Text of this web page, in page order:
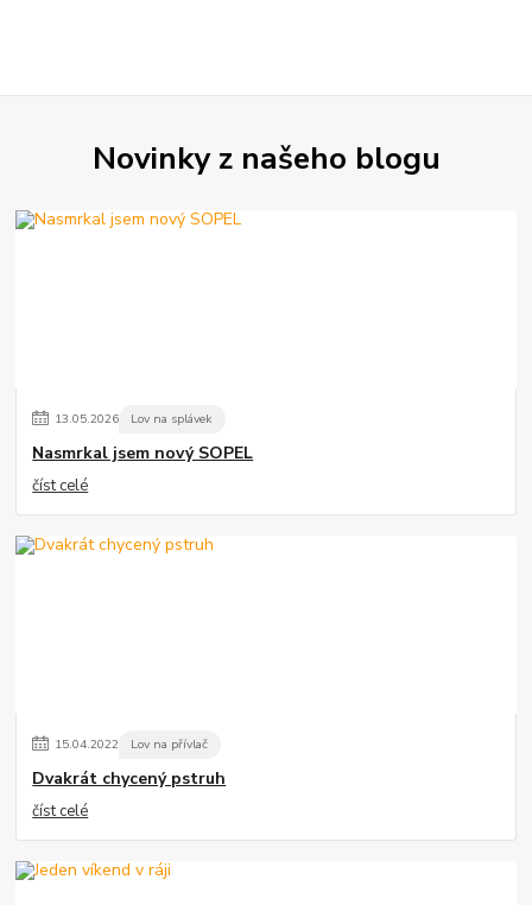
Novinky z našeho blogu
13.05.2026 Lov na splávek
Nasmrkal jsem nový SOPEL
číst celé
15.04.2022 Lov na přívlač
Dvakrát chycený pstruh
číst celé